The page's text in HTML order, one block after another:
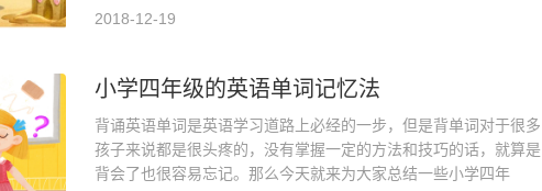
2018-12-19
小学四年级的英语单词记忆法
背诵英语单词是英语学习道路上必经的一步，但是背单词对于很多
孩子来说都是很头疼的，没有掌握一定的方法和技巧的话，就算是
背会了也很容易忘记。那么今天就来为大家总结一些小学四年